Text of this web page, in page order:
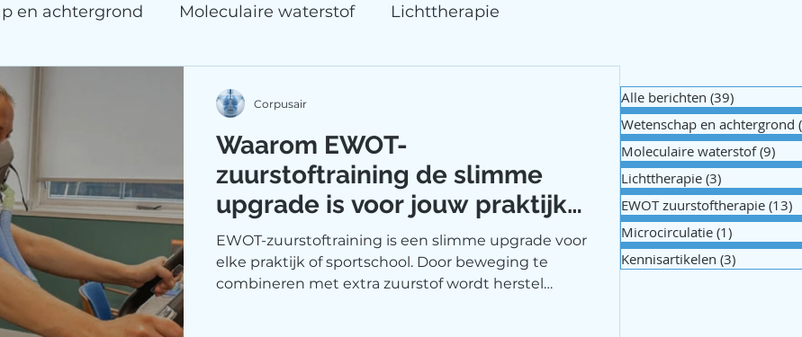
en achtergrond Moleculaire waterstof Lichttherapie
Waarom EWOT-
zuurstoftraining de slimme
upgrade is voor jouw praktijk
of sportschool
EWOT-zuurstoftraining is een slimme upgrade voor
elke praktijk of sportschool. Door beweging te
combineren met extra zuurstof wordt herstel
Corpusair Alle berichten (39)
Wetenschap en achtergrond
Moleculaire waterstof (9)
Lichttherapie (3)
EWOT zuurstoftherapie (13)
Microcirculatie (1)
Kennisartikelen (3)